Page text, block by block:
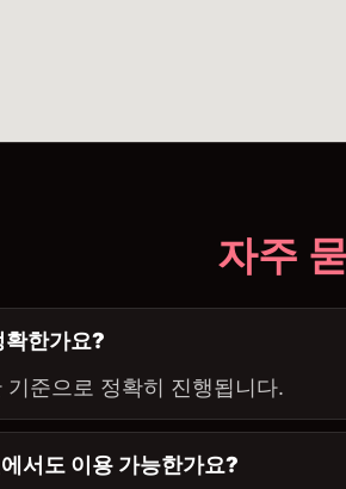
자주
확한가요?
기준으로 정확히 진행됩니다.
서도 이용 가능한가요?